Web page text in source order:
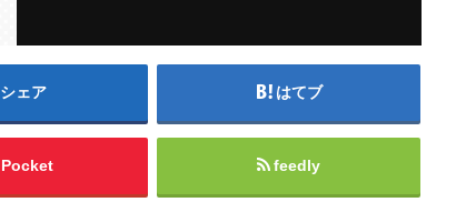
シェア はてブ
Pocket feedly